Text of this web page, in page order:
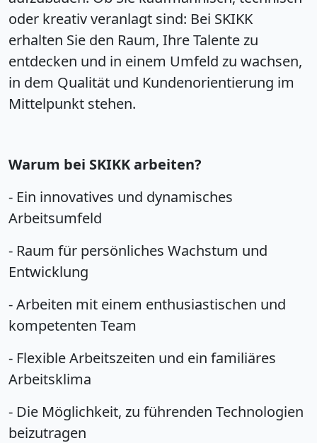
oder kreativ veranlagt sind: Bei SKIKK
erhalten Sie den Raum, Ihre Talente zu
entdecken und in einem Umfeld zu wachsen,
in dem Qualität und Kundenorientierung im
Mittelpunkt stehen.
Warum bei SKIKK arbeiten?
- Ein innovatives und dynamisches
Arbeitsumfeld
- Raum für persönliches Wachstum und
Entwicklung
- Arbeiten mit einem enthusiastischen und
kompetenten Team
- Flexible Arbeitszeiten und ein familiäres
Arbeitsklima
- Die Möglichkeit, zu führenden Technologien
beizutragen